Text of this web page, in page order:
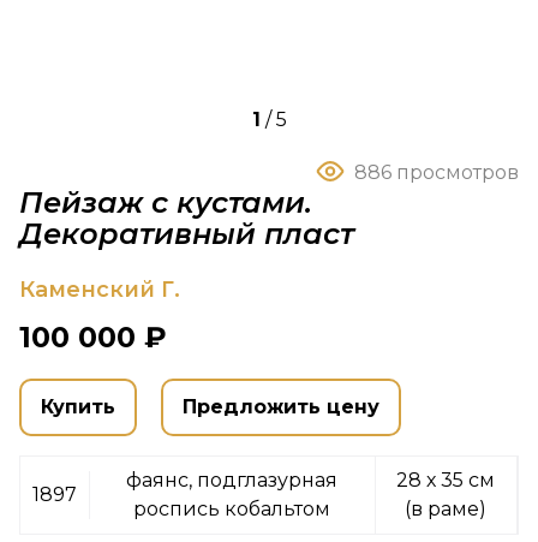
1 /5
886 просмотров
Пейзаж с кустами.
Декоративный пласт
Каменский Г.
100 000 ₽
Купить Предложить цену
1897
фаянс, подглазурная
роспись кобальтом
28 х 35 см
(в раме)